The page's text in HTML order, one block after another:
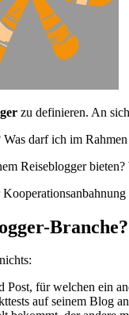
zu definieren. An
darf ich im
Reiseblogger
Branche?
für welchen ein
auf seinem Blog